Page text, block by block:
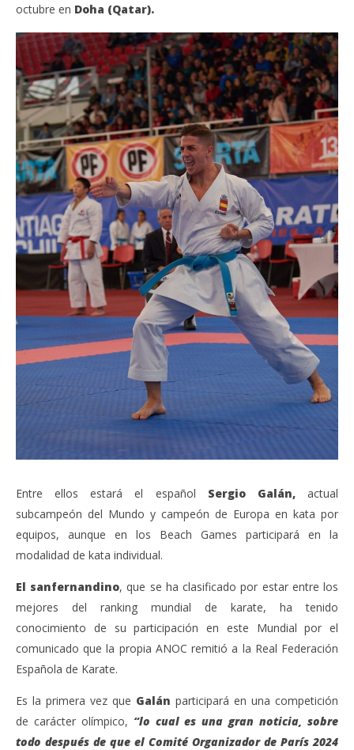
Sergio Galán, clasificado para los World Beach
julio
2019
Admin
12,
octubre en Doha (Qatar).
Entre ellos estará el español Sergio Galán,actual
subcampeón del Mundo y campeón de Europa en kata por
equipos, aunque en los Beach Games participará en la
modalidad de kata individual.
El sanfernandino, que se ha clasificado por estar entre los
mejores del ranking mundial de karate, ha tenido
conocimiento de su participación en este Mundial por el
comunicado que la propia ANOC remitió a la Real Federación
Española de Karate.
Es la primera vez que Galán participará en una competición
de carácter olímpico, “lo cual es una gran noticia, sobre
todo después de que el Comité Organizador de París 2024